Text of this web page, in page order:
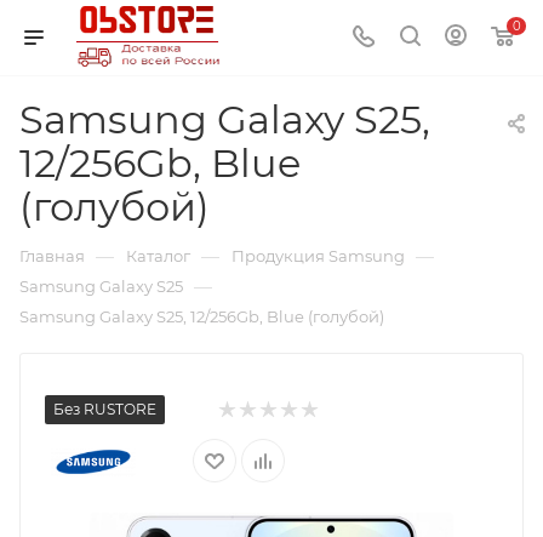
0
Samsung Galaxy S25,
12/256Gb, Blue
(голубой)
Главная — Каталог — Продукция Samsung —
Samsung Galaxy S25 —
Samsung Galaxy S25, 12/256Gb, Blue (голубой)
Без RUSTORE